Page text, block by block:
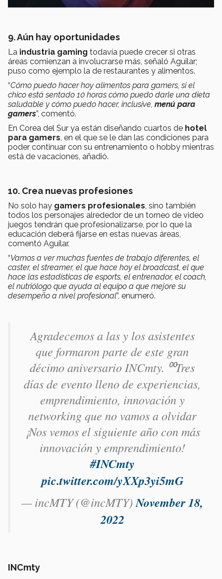
9. Aún hay oportunidades
La industria gaming todavía puede crecer si otras
áreas comienzan a involucrarse más, señaló Aguilar;
puso como ejemplo la de restaurantes y alimentos.
“Cómo puedo hacer hoy alimentos para gamers, si el
chico está sentado 10 horas cómo puedo darle una dieta
saludable y cómo puedo hacer, inclusive, menú para
gamers”, comentó.
En Corea del Sur ya están diseñando cuartos de hotel
para gamers , en el que se le dan las condiciones para
poder continuar con su entrenamiento o hobby mientras
está de vacaciones, añadió.
10. Crea nuevas profesiones
No solo hay gamers profesionales , sino también
todos los personajes alrededor de un torneo de video
juegos tendrán que profesionalizarse, por lo que la
educación deberá fijarse en estas nuevas áreas,
comentó Aguilar.
“Vamos a ver muchas fuentes de trabajo diferentes, el
caster, el streamer, el que hace hoy el broadcast, el que
hace las estadísticas de esports, el entrenador, el coach,
el nutriólogo que ayuda al equipo a que mejore su
desempeño a nivel profesional”, enumeró.
Agradecemos a las y los asistentes
que formaron parte de este gran
décimo aniversario INCmty. ⁰⁰Tres
días de evento lleno de experiencias,
emprendimiento, innovación y
networking que no vamos a olvidar
¡Nos vemos el siguiente año con más
innovación y emprendimiento!
#INCmty
pic.twitter.com/yXXp3yi5mG
— incMTY (@incMTY) November 18,
2022
INCmty